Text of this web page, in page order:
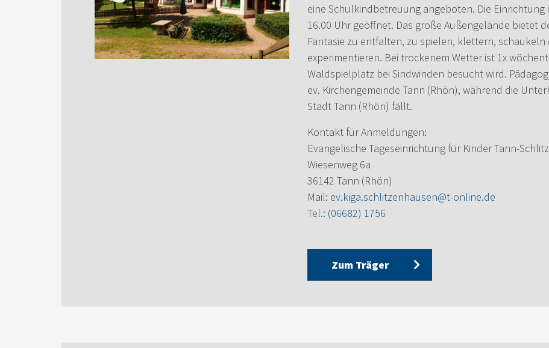
eine Schulkindbetreuung angeboten. Die Einrichtung
16.00 Uhr geöffnet. Das große Außengelände bietet
Fantasie zu entfalten, zu spielen, klettern, schaukeln
experimentieren. Bei trockenem Wetter ist 1x
Waldspielplatz bei Sindwinden besucht wird.
ev. Kirchengemeinde Tann (Rhön), während die
Stadt Tann (Rhön) fällt.
Kontakt für Anmeldungen:
Evangelische Tageseinrichtung für Kinder Tann-
Wiesenweg 6a
36142 Tann (Rhön)
Mail: ev.kiga.schlitzenhausen@t-online.de
Tel.: (06682) 1756
Zum Träger